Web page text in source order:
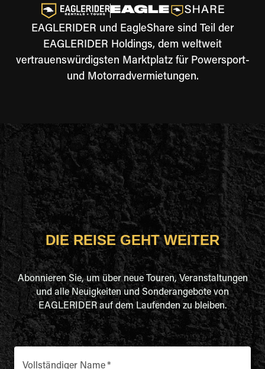
EAGLERIDER und EagleShare sind Teil der
EAGLERIDER Holdings, dem weltweit
vertrauenswürdigsten Marktplatz für Powersport-
und Motorradvermietungen.
DIE REISE GEHT WEITER
Abonnieren Sie, um über neue Touren, Veranstaltungen
und alle Neuigkeiten und Sonderangebote von
EAGLERIDER auf dem Laufenden zu bleiben.
Vollständiger Name*